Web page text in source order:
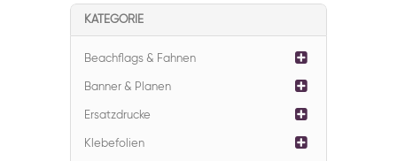
KATEGORIE
Beachflags & Fahnen
Banner & Planen
Ersatzdrucke
Klebefolien